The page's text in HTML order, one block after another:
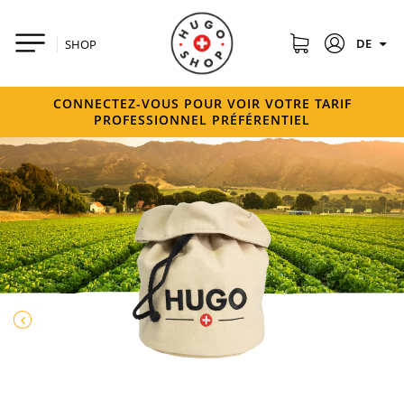
SHOP DE
CONNECTEZ-VOUS POUR VOIR VOTRE TARIF
PROFESSIONNEL PRÉFÉRENTIEL